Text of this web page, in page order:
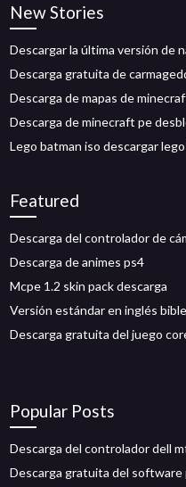
New Stories
Descargar la última versión de
Descarga gratuita de
Descarga de mapas de
Descarga de minecraft pe
Lego batman iso descargar
Featured
Descarga del controlador de
Descarga de animes ps4
Mcpe 1.2 skin pack descarga
Versión estándar en inglés
Descarga gratuita del juego
Popular Posts
Descarga del controlador dell
Descarga gratuita del software